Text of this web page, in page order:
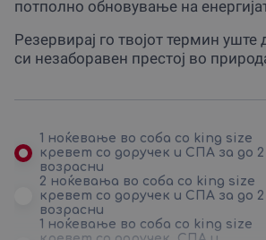
потполно обновување на
Резервирај го твојот термин уште
си незаборавен престој во
1 ноќевање во соба со king size
кревет со доручек и СПА за до 2
возрасни
2 ноќевања во соба со king size
кревет со доручек и СПА за до 2
возрасни
1 ноќевање во соба со king size